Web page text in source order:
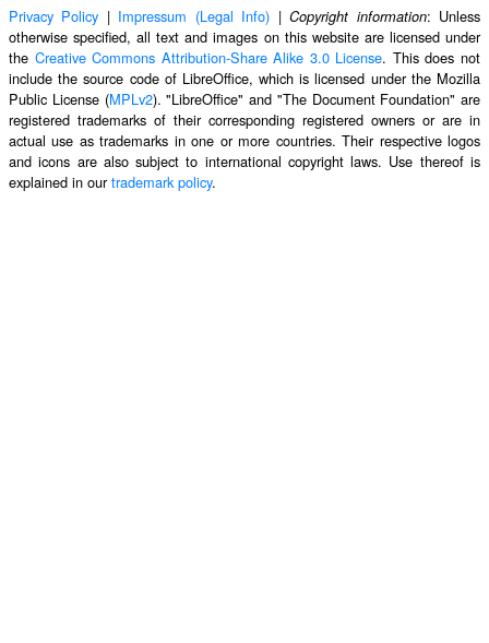
Privacy Policy | Impressum (Legal Info) |Copyright information: Unless
otherwise specified, all text and images on this website are licensed under
the Creative Commons Attribution-Share Alike 3.0 License. This does not
include the source code of LibreOffice, which is licensed under the Mozilla
Public License (MPLv2). "LibreOffice" and "The Document Foundation" are
registered trademarks of their corresponding registered owners or are in
actual use as trademarks in one or more countries. Their respective logos
and icons are also subject to international copyright laws. Use thereof is
explained in ourtrademark policy.